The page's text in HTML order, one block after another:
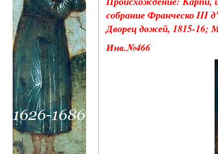
собрание Франческо III
Дворец дожей, 1815-16;
Инв.№466